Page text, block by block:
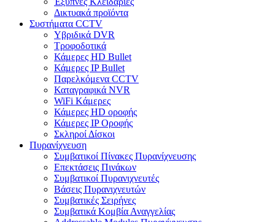
Δικτυακά προϊόντα
Συστήματα CCTV
Υβριδικά DVR
Tροφοδοτικά
Κάμερες HD Βullet
Κάμερες IP Βullet
Παρελκόμενα CCTV
Καταγραφικά NVR
WiFi Kάμερες
Κάμερες HD οροφής
Κάμερες IP Οροφής
Σκληροί Δίσκοι
Πυρανίχνευση
Συμβατικοί Πίνακες Πυρανίχνευσης
Επεκτάσεις Πινάκων
Συμβατικοί Πυρανιχνευτές
Βάσεις Πυρανιχνευτών
Συμβατικές Σειρήνες
Συμβατικά Κομβία Αναγγελίας